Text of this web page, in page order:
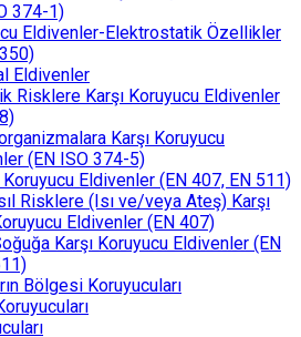
374-1)
Eldivenler-Elektrostatik Özellikler
Eldivenler
Risklere Karşı Koruyucu Eldivenler
Karşı Koruyucu
(EN ISO 374-5)
Eldivenler (EN 407, EN 511)
Risklere (Isı ve/veya Ateş) Karşı
Eldivenler (EN 407)
Karşı Koruyucu Eldivenler (EN
Bölgesi Koruyucuları